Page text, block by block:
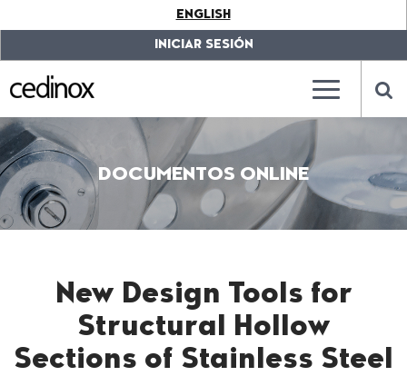
label.access.jump.content???
???
label.access.jump.header???
label.access.jump.footer???
???
label.access.jump.menu???
ENGLISH
INICIAR SESIÓN
???
???
DOCUMENTOS ONLINE
New Design Tools for
Structural Hollow
Sections of Stainless Steel